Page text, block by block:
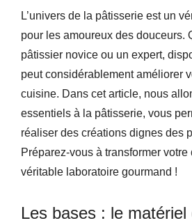
L’univers de la pâtisserie est un
pour les amoureux des douceurs.
pâtissier novice ou un expert,
peut considérablement améliorer
cuisine. Dans cet article, nous
essentiels à la pâtisserie, vous
réaliser des créations dignes des
Préparez-vous à transformer votre
véritable laboratoire gourmand !
Les bases : le matériel